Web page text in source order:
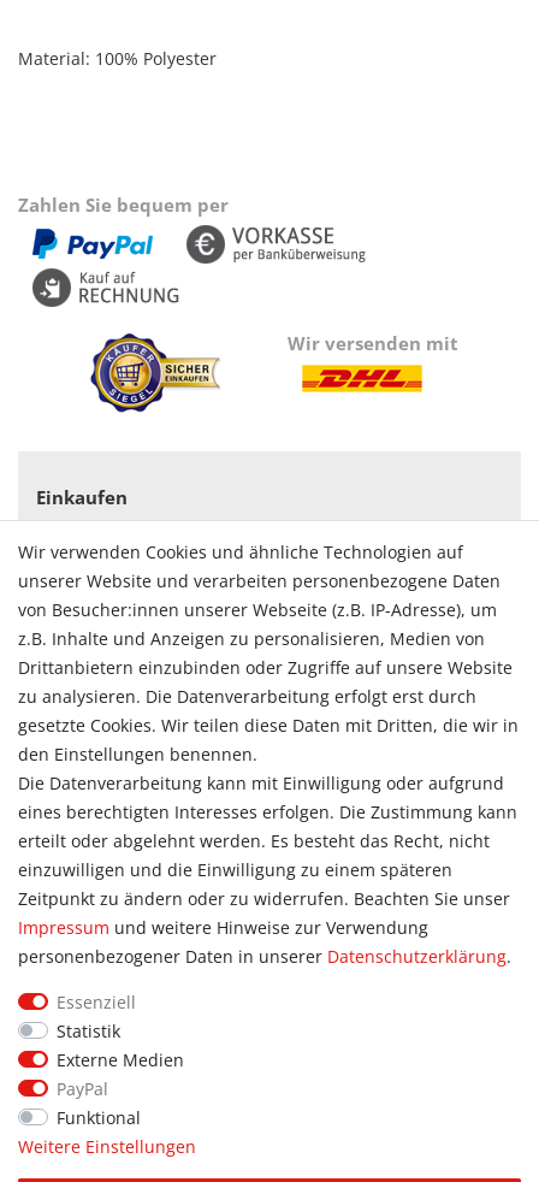
Material: 100% Polyester
Zahlen Sie bequem per
Wir versenden mit
Einkaufen
Zahlungsarten
Versandarten & -kosten
Widerrufsrecht
Vertrag widerrufen
Konto
Login
Registrieren
Warenkorb
Zur Kasse
Allgemein
Kontakt
Datenschutzerklärung
AGB
Impressum
Informationen für Vereine
Informationen zur Beflockung
Newsletter-Anmeldung
© Copyright 2026 | Alle Rechte vorbehalten. Sport Hoffmann.
Wir verwenden Cookies und ähnliche Technologien auf
unserer Website und verarbeiten personenbezogene Daten
von Besucher:innen unserer Webseite (z.B. IP-Adresse), um
z.B. Inhalte und Anzeigen zu personalisieren, Medien von
Drittanbietern einzubinden oder Zugriffe auf unsere Website
zu analysieren. Die Datenverarbeitung erfolgt erst durch
gesetzte Cookies. Wir teilen diese Daten mit Dritten, die wir in
den Einstellungen benennen.
Die Datenverarbeitung kann mit Einwilligung oder aufgrund
eines berechtigten Interesses erfolgen. Die Zustimmung kann
erteilt oder abgelehnt werden. Es besteht das Recht, nicht
einzuwilligen und die Einwilligung zu einem späteren
Zeitpunkt zu ändern oder zu widerrufen. Beachten Sie unser
Impressum und weitere Hinweise zur Verwendung
personenbezogener Daten in unserer Daten­schutz­erklärung.
Essenziell
Statistik
Externe Medien
PayPal
Funktional
Weitere Einstellungen